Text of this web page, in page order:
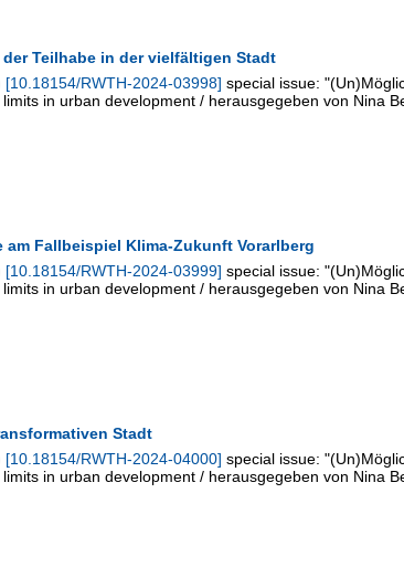
Teilhabe in der vielfältigen Stadt
[10.18154/RWTH-2024-03998] special issue:
in urban development / herausgegeben von Nina
Fallbeispiel Klima-Zukunft Vorarlberg
[10.18154/RWTH-2024-03999] special issue:
in urban development / herausgegeben von Nina
Stadt
[10.18154/RWTH-2024-04000] special issue:
in urban development / herausgegeben von Nina